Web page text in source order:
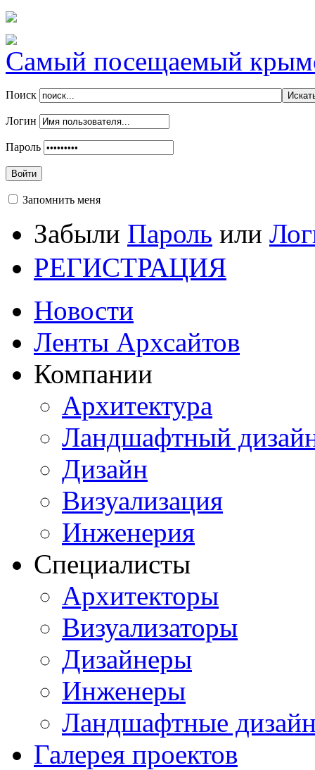
Самый посещаемый
Поиск
Логин
Пароль
Войти
Запомнить меня
Забыли Пароль или
РЕГИСТРАЦИЯ
Новости
Ленты Архсайтов
Компании
Архитектура
Ландшафтный
Дизайн
Визуализация
Инженерия
Специалисты
Архитекторы
Визуализаторы
Дизайнеры
Инженеры
Ландшафтные
Галерея проектов